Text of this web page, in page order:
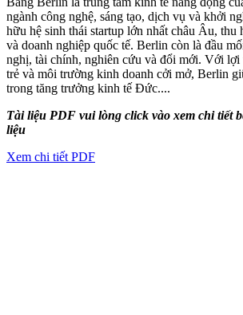
ngành công nghệ, sáng tạo, dịch vụ và khởi
hữu hệ sinh thái startup lớn nhất châu Âu, thu
và doanh nghiệp quốc tế. Berlin còn là đầu
nghị, tài chính, nghiên cứu và đổi mới. Với lợi
trẻ và môi trường kinh doanh cởi mở, Berlin
trong tăng trưởng kinh tế Đức....
Tài liệu PDF vui lòng click vào xem chi tiết
liệu
Xem chi tiết PDF